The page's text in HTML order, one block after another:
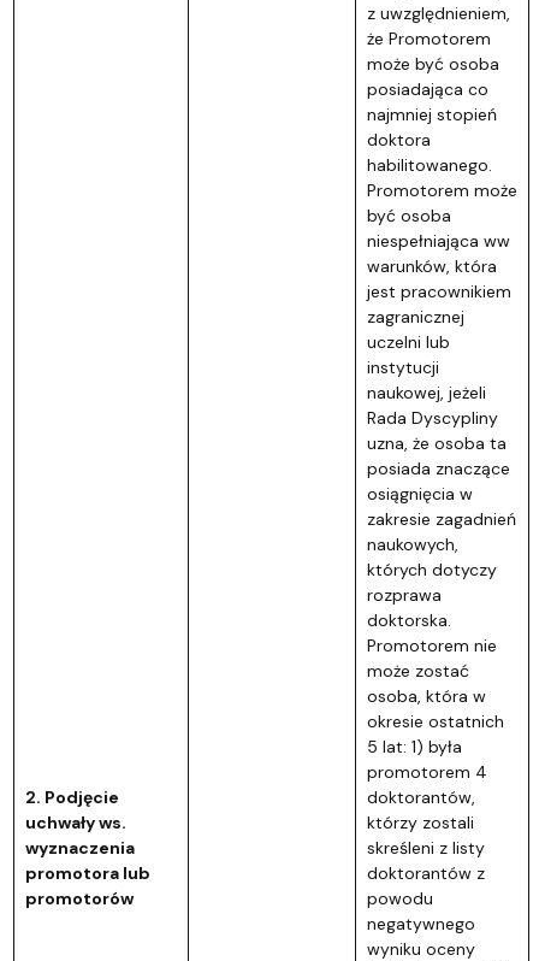
2. Podjęcie
uchwały ws.
wyznaczenia
promotora lub
promotorów
z uwzględnieniem,
że Promotorem
może być osoba
posiadająca co
najmniej stopień
doktora
habilitowanego.
Promotorem może
być osoba
niespełniająca ww
warunków, która
jest pracownikiem
zagranicznej
uczelni lub
instytucji
naukowej, jeżeli
Rada Dyscypliny
uzna, że osoba ta
posiada znaczące
osiągnięcia w
zakresie zagadnień
naukowych,
których dotyczy
rozprawa
doktorska.
Promotorem nie
może zostać
osoba, która w
okresie ostatnich
5 lat: 1) była
promotorem 4
doktorantów,
którzy zostali
skreśleni z listy
doktorantów z
powodu
negatywnego
wyniku oceny